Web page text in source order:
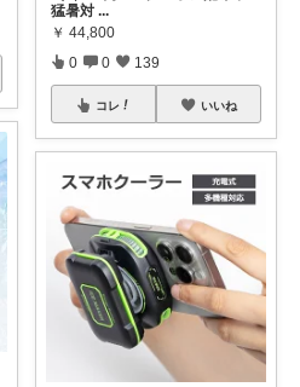
猛暑対 ...
￥ 44,800
0 0 139
コレ いいね